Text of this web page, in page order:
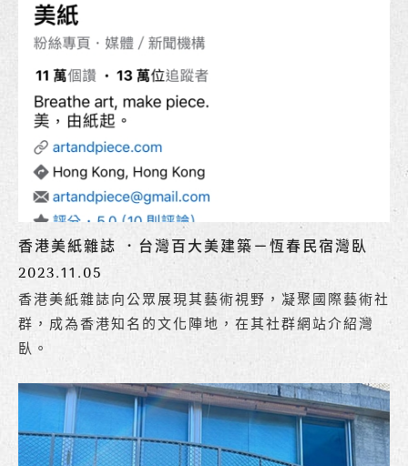
香港美紙雜誌 ．台灣百大美建築－恆春民宿灣臥
2023.11.05
香港美紙雜誌向公眾展現其藝術視野，凝聚國際藝術社
群，成為香港知名的文化陣地，在其社群網站介紹灣
臥。